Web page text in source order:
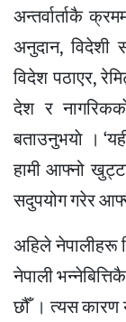
अन्तर्वार्ताकै
अनुदान, विदेशी
विदेश पठाएर,
देश र
बताउनुभयाे ।
हामी आफ्नो
सदुपयोग गरेर
अहिले नेपालीहरू
नेपाली
छौँ । त्यस कारण